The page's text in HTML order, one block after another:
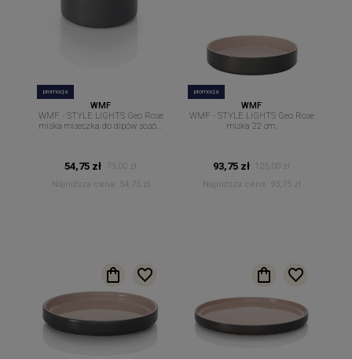
promocja
WMF
WMF - STYLE LIGHTS Geo Rose
miska miseczka do dipów sosów
54,75 zł
73,00 zł
Najniższa cena:
54,75 zł
promocja
WMF
WMF - STYLE LIGHTS Geo Rose
miska 22 cm.
93,75 zł
125,00 zł
Najniższa cena:
93,75 zł